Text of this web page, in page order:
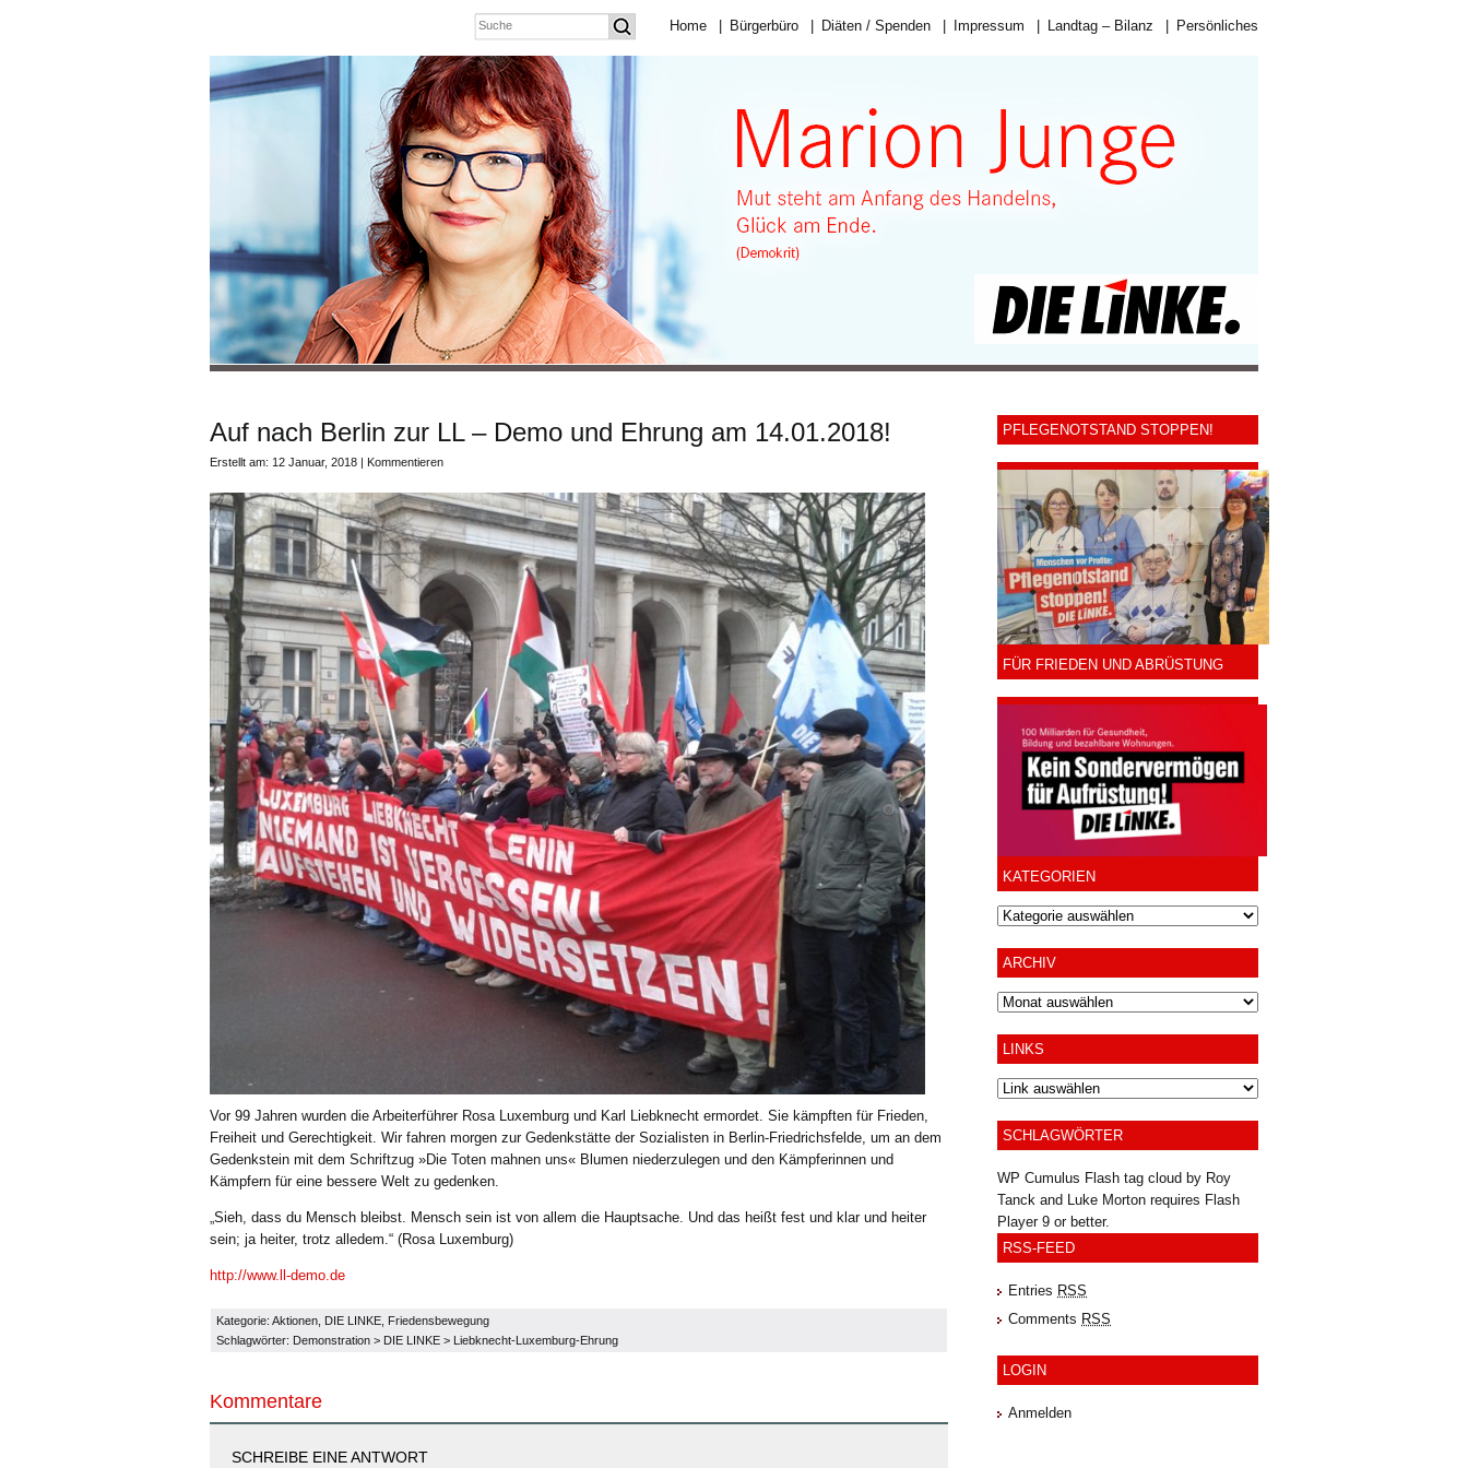
Home Bürgerbüro Diäten / Spenden Impressum Landtag – Bilanz Persönliches
Auf nach Berlin zur LL – Demo und Ehrung am 14.01.2018!
Erstellt am: 12 Januar, 2018 | Kommentieren
Vor 99 Jahren wurden die Arbeiterführer Rosa Luxemburg und Karl Liebknecht ermordet. Sie kämpften für Frieden,
Freiheit und Gerechtigkeit. Wir fahren morgen zur Gedenkstätte der Sozialisten in Berlin-Friedrichsfelde, um an dem
Gedenkstein mit dem Schriftzug »Die Toten mahnen uns« Blumen niederzulegen und den Kämpferinnen und
Kämpfern für eine bessere Welt zu gedenken.
„Sieh, dass du Mensch bleibst. Mensch sein ist von allem die Hauptsache. Und das heißt fest und klar und heiter
sein; ja heiter, trotz alledem.“ (Rosa Luxemburg)
http://www.ll-demo.de
Kategorie: Aktionen DIE LINKE Friedensbewegung
Schlagwörter: Demonstration > DIE LINKE > Liebknecht-Luxemburg-Ehrung
Kommentare
SCHREIBE EINE ANTWORT
PFLEGENOTSTAND STOPPEN!
FÜR FRIEDEN UND ABRÜSTUNG
KATEGORIEN
ARCHIV
Archiv
LINKS
SCHLAGWÖRTER
WP Cumulus Flash tag cloud by Roy
Tanck and Luke Morton requires Flash
Player9 or better.
RSS-FEED
Entries RSS
Comments RSS
LOGIN
Anmelden